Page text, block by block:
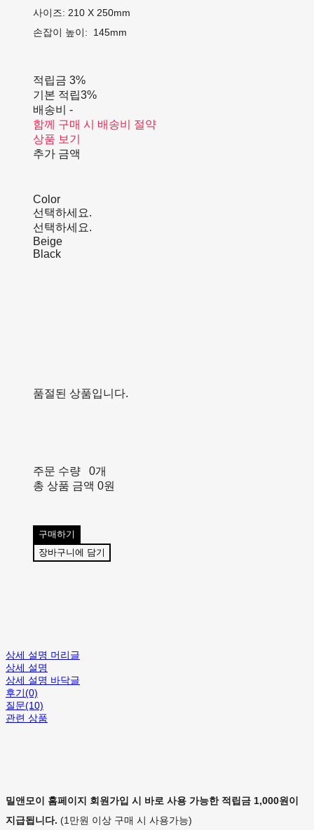
사이즈: 210 X 250mm
손잡이 높이: 145mm
적립금 3%
기본 적립3%
배송비 -
함께 구매 시 배송비 절약
상품 보기
추가 금액
Color
선택하세요.
선택하세요.
Beige
Black
품절된 상품입니다.
주문 수량
0개
총 상품 금액 0원
구매하기
장바구니에 담기
상세 설명 머리글
상세 설명
상세 설명 바닥글
후기(0)
질문(10)
관련 상품
밀앤모이 홈페이지 회원가입 시 바로 사용 가능한 적립금 1,000원이
지급됩니다. (1만원 이상 구매 시 사용가능)